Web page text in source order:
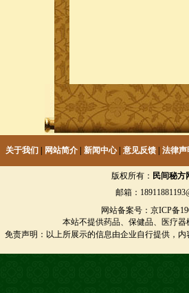
关于我们 网站简介 新闻中心| 意见反馈 法律声
版权所有： 民间秘方
邮箱：
网站备案号：京ICP备
本站不提供药品、保健品、医疗
免责声明：以上所展示的信息由企业自行提供，